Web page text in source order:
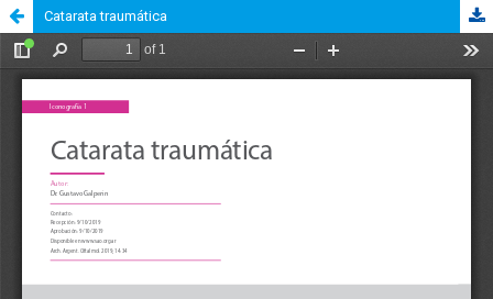
Catarata traumática